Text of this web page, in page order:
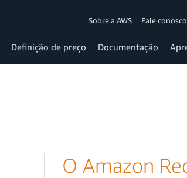
Sobre a AWS Fale conosco
Definição de preço Documentação
O Amazon